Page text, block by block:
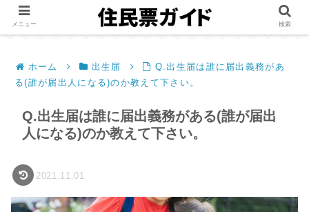
ホーム 出生届
Q.出生届は誰に届出義務があ
る(誰が届出人になる)のか教えて下さい。
Q.出生届は誰に届出義務がある(誰が届出
人になる)のか教えて下さい。
2021.11.01
メニュー 検索